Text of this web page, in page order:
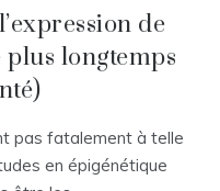
de
longtemps
pas fatalement à telle
en épigénétique